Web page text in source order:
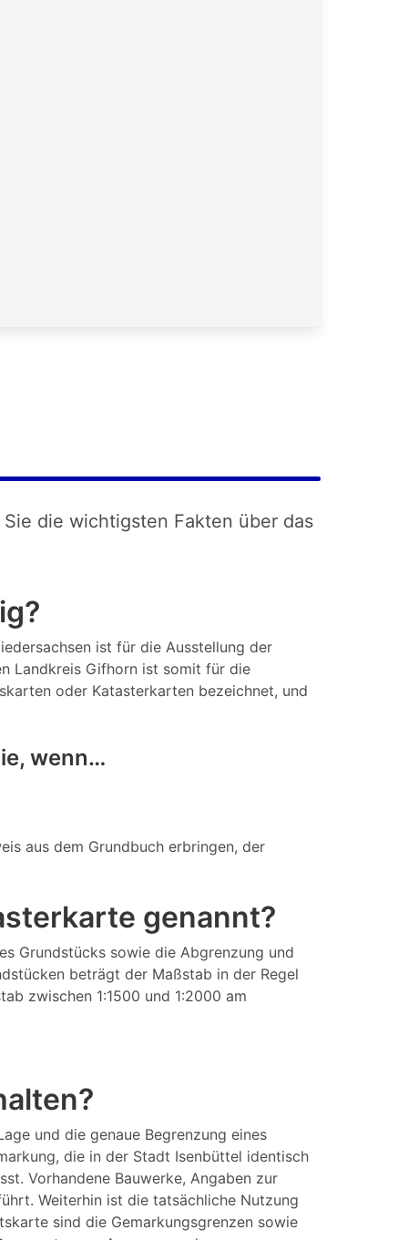
die wichtigsten Fakten über das
ist für die Ausstellung der
Landkreis Gifhorn ist somit für die
oder Katasterkarten bezeichnet, und
wenn…
aus dem Grundbuch erbringen, der
genannt?
Grundstücks sowie die Abgrenzung und
beträgt der Maßstab in der Regel
zwischen 1:1500 und 1:2000 am
und die genaue Begrenzung eines
die in der Stadt Isenbüttel identisch
Vorhandene Bauwerke, Angaben zur
Weiterhin ist die tatsächliche Nutzung
sind die Gemarkungsgrenzen sowie